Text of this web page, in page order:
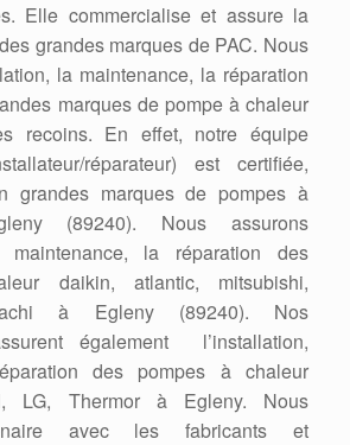
Elle commercialise et assure la
grandes marques de PAC. Nous
la maintenance, la réparation
marques de pompe à chaleur
recoins. En effet, notre équipe
réparateur) est certifiée,
grandes marques de pompes à
(89240). Nous assurons
maintenance, la réparation des
daikin, atlantic, mitsubishi,
à Egleny (89240). Nos
également l’installation,
des pompes à chaleur
LG, Thermor à Egleny. Nous
avec les fabricants et